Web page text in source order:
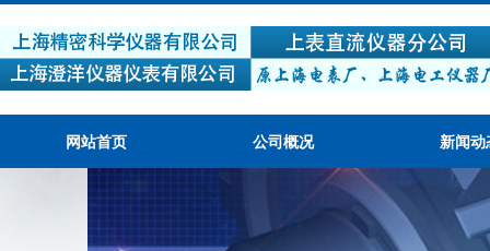
网站首页 公司概况 新闻动